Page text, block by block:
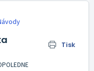
Tisk